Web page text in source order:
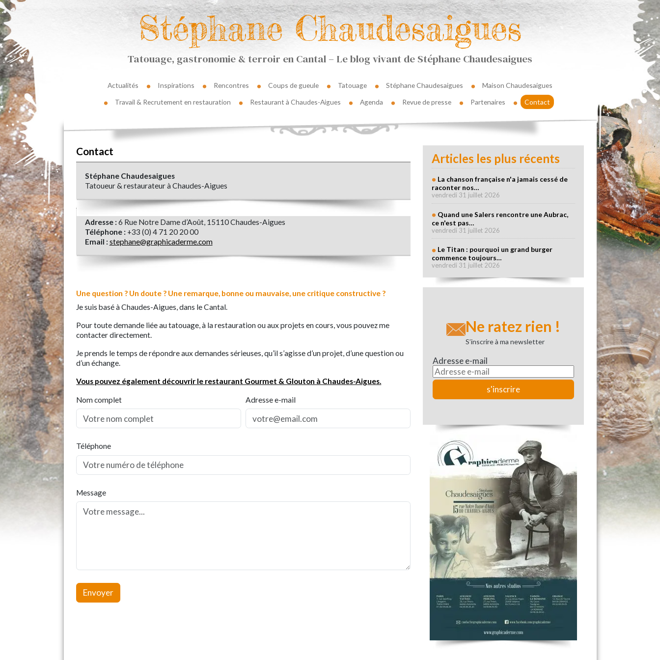
Stéphane Chaudesaigues
Tatouage, gastronomie & terroir en Cantal – Le blog vivant de Stéphane Chaudesaigues
Actualités Inspirations Rencontres Coups de gueule Tatouage Stéphane Chaudesaigues
Maison Chaudesaigues
Travail & Recrutement en restauration
Restaurant à Chaudes-Aigues Agenda Revue de presse Partenaires Contact
Contact
Stéphane Chaudesaigues
Tatoueur & restaurateur à Chaudes-Aigues
Adresse : 6 Rue Notre Dame d’Août, 15110 Chaudes-Aigues
Téléphone : +33 (0) 4 71 20 20 00
Email : stephane@graphicaderme.com
Une question ? Un doute ? Une remarque, bonne ou mauvaise, une critique constructive ?
Je suis basé à Chaudes-Aigues, dans le Cantal.
Pour toute demande liée au tatouage, à la restauration ou aux projets en cours, vous pouvez me
contacter directement.
Je prends le temps de répondre aux demandes sérieuses, qu’il s’agisse d’un projet, d’une question ou
d’un échange.
Vous pouvez également découvrir le restaurant Gourmet & Glouton à Chaudes-Aigues.
Nom complet Adresse e-mail
Téléphone
Message
Articles les plus récents
La chanson française n'a jamais cessé de
raconter nos…
vendredi 31 juillet 2026
Quand une Salers rencontre une Aubrac,
ce n'est pas…
vendredi 31 juillet 2026
Le Titan : pourquoi un grand burger
commence toujours…
vendredi 31 juillet 2026
Ne ratez rien !
S’inscrire à ma newsletter
Adresse e-mail